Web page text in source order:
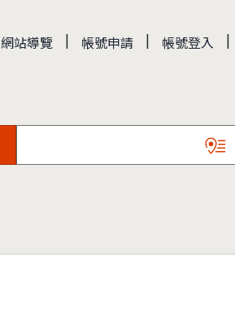
網站導覽 | 帳號申請 | 帳號登入 |